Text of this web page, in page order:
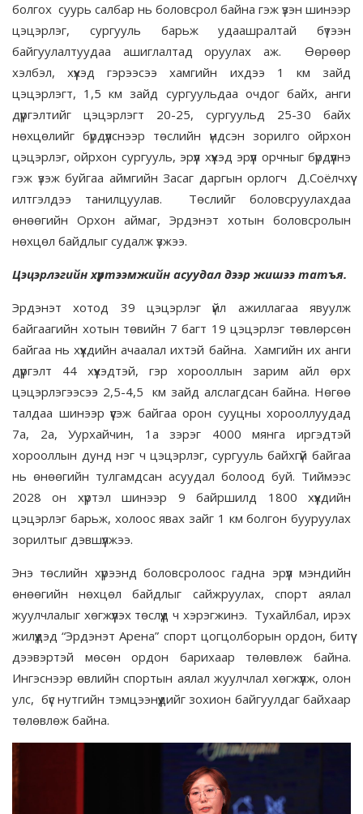
болгох суурь салбар нь боловсрол байна гэж үзэн шинээр
цэцэрлэг, сургууль барьж удаашралтай бүтээн
байгуулалтуудаа ашиглалтад оруулах аж. Өөрөөр
хэлбэл, хүүхэд гэрээсээ хамгийн ихдээ 1 км зайд
цэцэрлэгт, 1,5 км зайд сургуульдаа очдог байх, анги
дүүргэлтийг цэцэрлэгт 20-25, сургуульд 25-30 байх
нөхцөлийг бүрдүүлснээр төслийн үндсэн зорилго ойрхон
цэцэрлэг, ойрхон сургууль, эрүүл хүүхэд эрүүл орчныг бүрдүүлнэ
гэж үзэж буйгаа аймгийн Засаг даргын орлогч Д.Соёлчхүү
илтгэлдээ танилцуулав. Төслийг боловсруулахдаа
өнөөгийн Орхон аймаг, Эрдэнэт хотын боловсролын
нөхцөл байдлыг судалж үзжээ.
Цэцэрлэгийн хүртээмжийн асуудал дээр жишээ татъя.
Эрдэнэт хотод 39 цэцэрлэг үйл ажиллагаа явуулж
байгаагийн хотын төвийн 7 багт 19 цэцэрлэг төвлөрсөн
байгаа нь хүүхдийн ачаалал ихтэй байна. Хамгийн их анги
дүүргэлт 44 хүүхэдтэй, гэр хорооллын зарим айл өрх
цэцэрлэгээсээ 2,5-4,5 км зайд алслагдсан байна. Нөгөө
талдаа шинээр үүсэж байгаа орон сууцны хорооллуудад
7а, 2а, Уурхайчин, 1а зэрэг 4000 мянга иргэдтэй
хорооллын дунд нэг ч цэцэрлэг, сургууль байхгүй байгаа
нь өнөөгийн тулгамдсан асуудал болоод буй. Тиймээс
2028 он хүртэл шинээр 9 байршилд 1800 хүүхдийн
цэцэрлэг барьж, холоос явах зайг 1 км болгон бууруулах
зорилтыг дэвшүүлжээ.
Энэ төслийн хүрээнд боловсролоос гадна эрүүл мэндийн
өнөөгийн нөхцөл байдлыг сайжруулах, спорт аялал
жуулчлалыг хөгжүүлэх төслүүд ч хэрэгжинэ. Тухайлбал, ирэх
жилүүдэд “Эрдэнэт Арена” спорт цогцолборын ордон, битүү
дээвэртэй мөсөн ордон барихаар төлөвлөж байна.
Ингэснээр өвлийн спортын аялал жуулчлал хөгжүүлж, олон
улс, бүс нутгийн тэмцээнүүдийг зохион байгуулдаг байхаар
төлөвлөж байна.